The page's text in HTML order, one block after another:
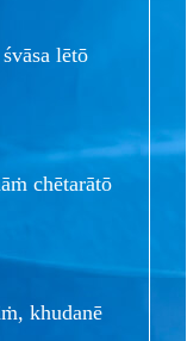
lētō
chētarātō
khudanē